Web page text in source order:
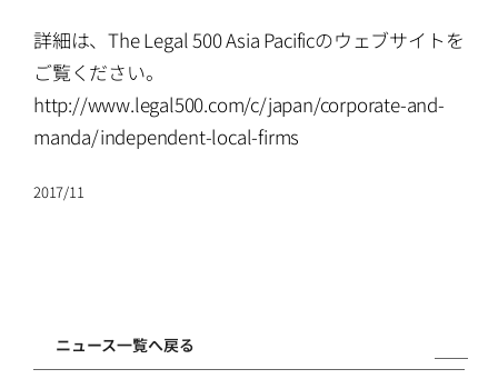
NEWS
CONTACT
詳細は、The Legal 500 Asia Pacificのウェブサイトを
ご覧ください。
http://www.legal500.com/c/japan/corporate-and-
manda/independent-local-firms
2017/11
ニュース一覧へ戻る